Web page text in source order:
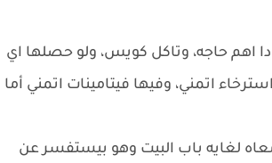
اهم حاجه، وتاكل كويس، ولو حصلها اي
اتمني، وفيها فيتامينات اتمني أما
لغايه باب البيت وهو بيستفسر عن